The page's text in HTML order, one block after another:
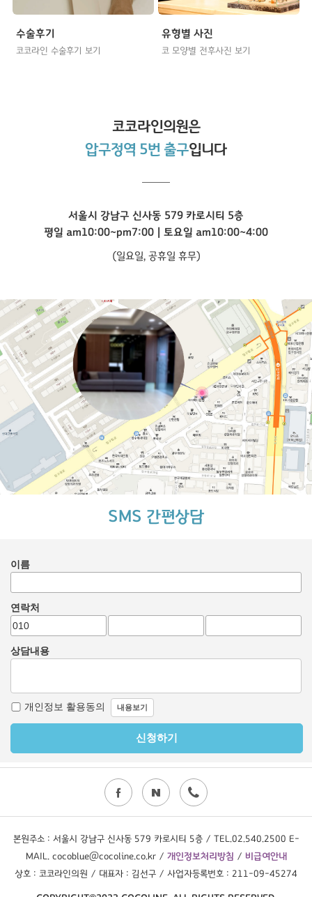
수술후기
코코라인 수술후기 보기
유형별 사진
코 모양별 전후사진 보기
코코라인의원은
압구정역 5번 출구입니다
서울시 강남구 신사동 579 카로시티 5층
평일 am10:00~pm7:00 | 토요일 am10:00~4:00
(일요일, 공휴일 휴무)
SMS 간편상담
본원주소 : 서울시 강남구 신사동 579 카로시티 5층 / TEL.02.540.2500 E-
MAIL. cocoblue@cocoline.co.kr / 개인정보처리방침 / 비급여안내
상호 : 코코라인의원 / 대표자 : 김선구 / 사업자등록번호 : 211-09-45274